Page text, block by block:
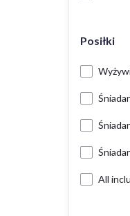
Posiłki
All